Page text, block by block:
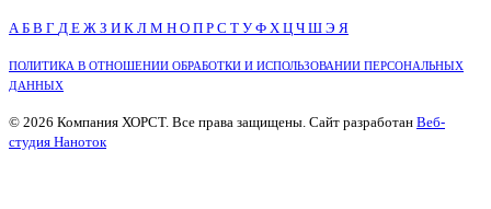
А Б В Г Д Е Ж З И К Л М Н О П Р С Т У Ф Х Ц Ч Ш Э Я
ПОЛИТИКА В ОТНОШЕНИИ ОБРАБОТКИ И ИСПОЛЬЗОВАНИИ ПЕРСОНАЛЬНЫХ
ДАННЫХ
© 2026 Компания ХОРСТ. Все права защищены. Сайт разработан Веб-
студия Наноток